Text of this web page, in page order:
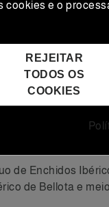
Salchichón
de Enchidos
de Bellota e meio
cookies e o
REJEITAR
TODOS OS
COOKIES